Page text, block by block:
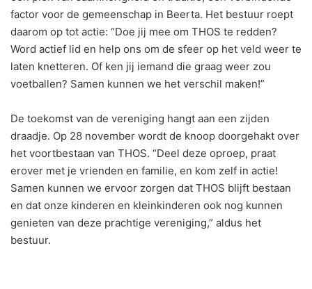
factor voor de gemeenschap in Beerta. Het bestuur roept
daarom op tot actie: “Doe jij mee om THOS te redden?
Word actief lid en help ons om de sfeer op het veld weer te
laten knetteren. Of ken jij iemand die graag weer zou
voetballen? Samen kunnen we het verschil maken!”
De toekomst van de vereniging hangt aan een zijden
draadje. Op 28 november wordt de knoop doorgehakt over
het voortbestaan van THOS. “Deel deze oproep, praat
erover met je vrienden en familie, en kom zelf in actie!
Samen kunnen we ervoor zorgen dat THOS blijft bestaan
en dat onze kinderen en kleinkinderen ook nog kunnen
genieten van deze prachtige vereniging,” aldus het
bestuur.